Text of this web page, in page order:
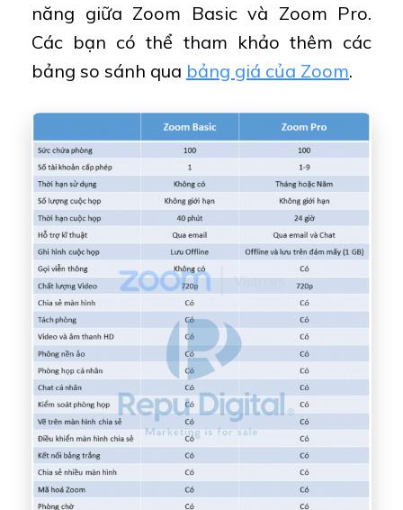
năng giữa Zoom Basic và Zoom Pro.
Các bạn có thể tham khảo thêm các
bảng so sánh qua bảng giá của Zoom.